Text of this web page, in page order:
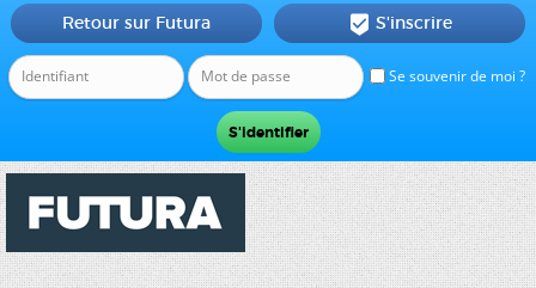
Se souvenir de moi ?
Retour sur Futura  S'inscrire